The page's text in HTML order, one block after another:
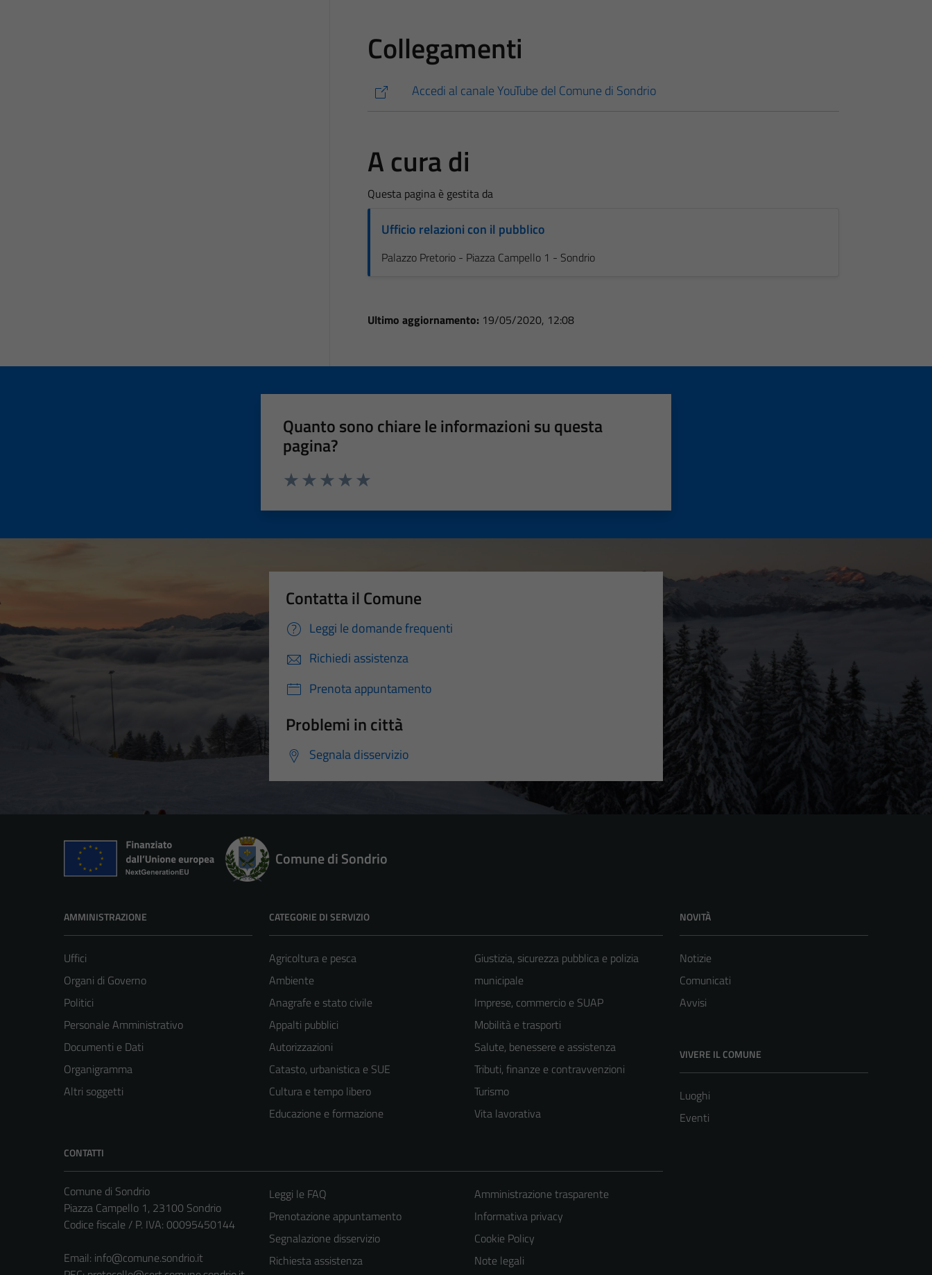
Collegamenti
Accedi al canale YouTube del Comune di Sondrio
A cura di
Questa pagina è gestita da
Ufficio relazioni con il pubblico
Palazzo Pretorio - Piazza Campello 1 - Sondrio
Ultimo aggiornamento: 19/05/2020, 12:08
Quanto sono chiare le informazioni su questa
pagina?
Contatta il Comune
Leggi le domande frequenti
Richiedi assistenza
Prenota appuntamento
Problemi in città
Segnala disservizio
Comune di Sondrio
AMMINISTRAZIONE
Uffici
Organi di Governo
Politici
Personale Amministrativo
Documenti e Dati
Organigramma
Altri soggetti
CATEGORIE DI SERVIZIO
Agricoltura e pesca
Ambiente
Anagrafe e stato civile
Appalti pubblici
Autorizzazioni
Catasto, urbanistica e SUE
Cultura e tempo libero
Educazione e formazione
Giustizia, sicurezza pubblica e polizia
municipale
Imprese, commercio e SUAP
Mobilità e trasporti
Salute, benessere e assistenza
Tributi, finanze e contravvenzioni
Turismo
Vita lavorativa
NOVITÀ
Notizie
Comunicati
Avvisi
VIVERE IL COMUNE
Luoghi
Eventi
CONTATTI
Comune di Sondrio
Piazza Campello 1, 23100 Sondrio
Codice fiscale / P. IVA: 00095450144
Email: info@comune.sondrio.it
Leggi le FAQ
Prenotazione appuntamento
Segnalazione disservizio
Richiesta assistenza
Amministrazione trasparente
Informativa privacy
Cookie Policy
Note legali
Tecnici
Questi cookie
sono necessari